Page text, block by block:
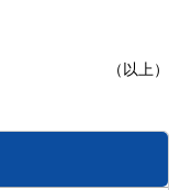
（以上）